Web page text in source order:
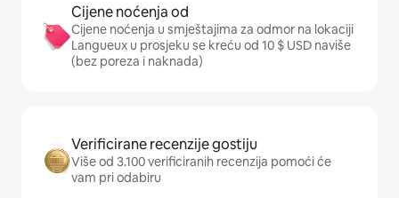
Cijene noćenja od
Cijene noćenja u smještajima za odmor na lokaciji
Langueux u prosjeku se kreću od 10 $ USD naviše
(bez poreza i naknada)
Verificirane recenzije gostiju
Više od 3.100 verificiranih recenzija pomoći će
vam pri odabiru